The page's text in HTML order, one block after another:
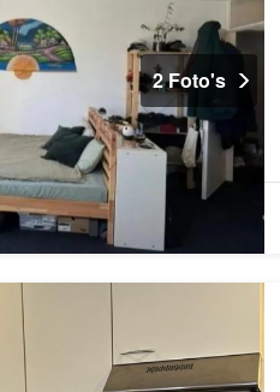
2 Foto's